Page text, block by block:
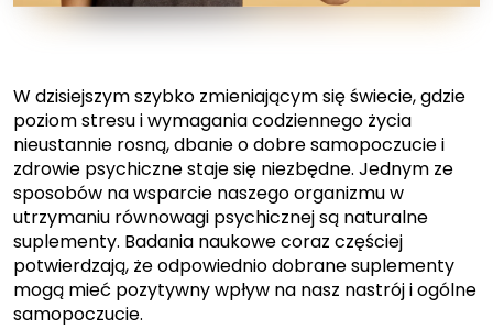
W dzisiejszym szybko zmieniającym się świecie, gdzie
poziom stresu i wymagania codziennego życia
nieustannie rosną, dbanie o dobre samopoczucie i
zdrowie psychiczne staje się niezbędne. Jednym ze
sposobów na wsparcie naszego organizmu w
utrzymaniu równowagi psychicznej są naturalne
suplementy. Badania naukowe coraz częściej
potwierdzają, że odpowiednio dobrane suplementy
mogą mieć pozytywny wpływ na nasz nastrój i ogólne
samopoczucie.